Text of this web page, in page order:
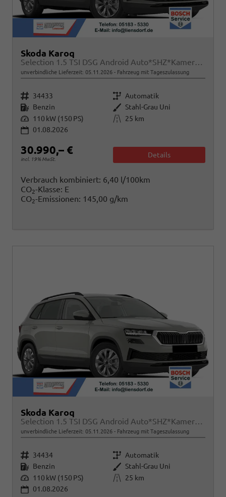
Skoda Karoq
Selection 1.5 TSI DSG Android Auto*SHZ*Kamera*PDC v/h*Klimaauto*SUNSET*LED
unverbindliche Lieferzeit: 05.11.2026 Fahrzeug mit Tageszulassung
Fahrzeugnr. 34433 Getriebe Automatik
Kraftstoff Benzin Außenfarbe Stahl-Grau Uni
Leistung 110 kW (150 PS) Kilometerstand
25 km
01.08.2026
30.990,– €
incl. 19% MwSt.
Details
Verbrauch kombiniert: 6,40 l/100km
CO2-Klasse: E
CO2-Emissionen: 145,00 g/km
Skoda Karoq
Selection 1.5 TSI DSG Android Auto*SHZ*Kamera*PDC v/h*Klimaauto*SUNSET*LED
unverbindliche Lieferzeit: 05.11.2026 Fahrzeug mit Tageszulassung
Fahrzeugnr. 34434 Getriebe Automatik
Kraftstoff Benzin Außenfarbe Stahl-Grau Uni
Leistung 110 kW (150 PS) Kilometerstand
25 km
01.08.2026